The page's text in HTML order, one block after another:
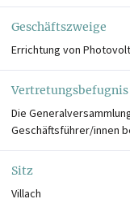
Geschäftszweige
Errichtung von
Vertretungsbefugnis
Die
Geschäftsführer/innen
Sitz
Villach